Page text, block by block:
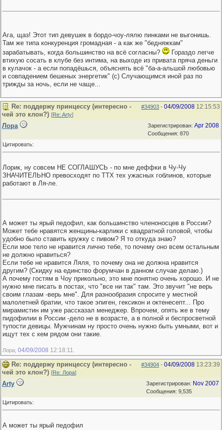
Ага, щаз! Этот тип девушек в бордо-чоу-лялю пинками не выгонишь.
Там же типа конкуренция громадная - а как же "бедняжкам"
зарабатывать, когда большинство на всё согласны?
Гораздо легче
втихую сосать в клубе без интима, на выходе из привата пряча деньги
в кулачок - а если попадёшься, объяснять всё "ба-а-альшой любовью
и совпадением бешеных энергетик" (с) Случающимся иной раз по
трижды за ночь, если не чаще...
#34903 - 04/09/2008 12:15:53
Re: поддержу принцессу (интересно -
чей это клон?) [Re: Arty]
Зарегистрирован: Apr 2008
Сообщения: 870
Лора
Цитировать:
Лорик, ну совсем НЕ СОГЛАШУСЬ - по мне деффки в Чу-Чу
ЗНАЧИТЕЛЬНО превосходят по ТТХ тех ужасных гоблинов, которые
работают в Ля-ле.
А может ты ярый педофил, как большинство членоносцев в России?
Может тебе нравятся женщины-карлики с квадратной головой, чтобы
удобно было ставить кружку с пивом? Я то откуда знаю?
Если мое тело не нравится лично тебе, то почему оно всем остальным
не должно нравиться?
Если тебе не нравится Ляля, то почему она не должна нравится
другим? (Скидку на единство форумчан в данном случае делаю.)
А почему гостям в Чоу прикольно, это мне понятно очень хорошо. И не
нужно мне писать в постах, что "все ни так" там. Это звучит "не верь
своим глазам -верь мне". Для разнообразия спросите у местной
малолетней братии, что такое эпиген, гексикон и октенесепт... Про
мирамистин им уже рассказал менеджер. Впрочем, опять же в тему
пидофилии в России -дело не в возрасте, а в полной и беспросветной
тупости девицы. Мужчинам ну просто очень нужно быть умными, вот и
ищут тех с кем рядом они такие.
Лора; 04/09/2008 12:18:11
#34904 - 04/09/2008 13:23:39
Re: поддержу принцессу (интересно -
чей это клон?) [Re: Лора]
Зарегистрирован: Nov 2007
Сообщения: 9,535
Arty
Цитировать:
А может ты ярый педофил